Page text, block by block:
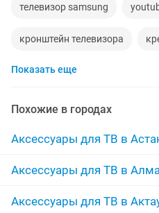
телевизор samsung
кронштейн телевизора
новые телевизоры 3d
антена для телевизора
платы крепление для
кранштейн для
Показать еще
Похожие в городах
Аксессуары для ТВ в
Аксессуары для ТВ в
Аксессуары для ТВ в